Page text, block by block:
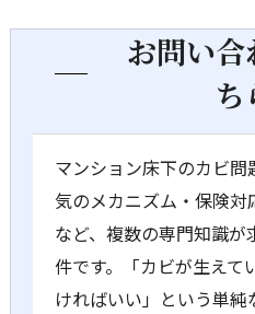
お問い合
ち
マンション床下のカビ
気のメカニズム・保険
など、複数の専門知識
件です。「カビが生えて
ければいい」という単